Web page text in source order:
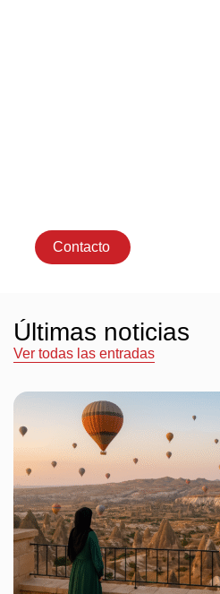
Contacto
Últimas noticias
Ver todas las entradas